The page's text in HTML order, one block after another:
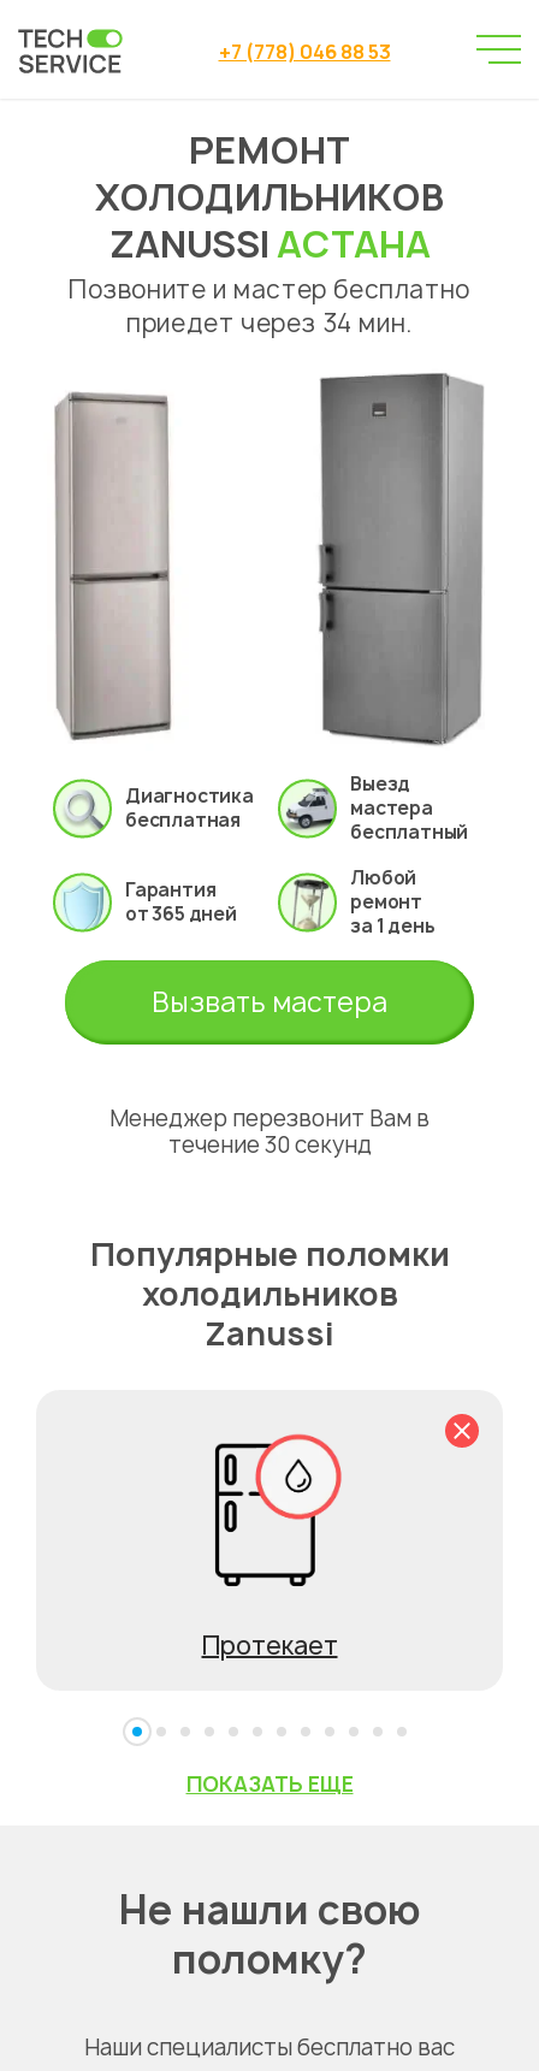
+7 (778) 046 88 53
Сервисный центр
Сервисный центр Астана
Ремонт холодильников
→
Ремонт холодильников Zanussi
РЕМОНТ
ХОЛОДИЛЬНИКОВ
ZANUSSIАСТАНА
Позвоните и мастер бесплатно
приедет через 34 мин.
Диагностика
бесплатная
Выезд
мастера
бесплатный
Гарантия
от 365 дней
Любой
ремонт
за 1 день
Вызвать мастера
Менеджер перезвонит Вам в
течение 30 секунд
Популярные поломки
холодильников
Zanussi
Протекает
ПОКАЗАТЬ ЕЩЕ
Не нашли свою
поломку?
Наши специалисты бесплатно вас